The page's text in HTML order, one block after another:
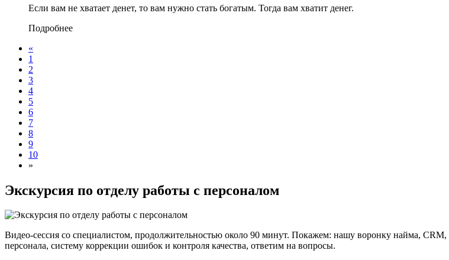
Если вам не хватает денет, то вам нужно стать богатым. Тогда вам хватит денег.
Подробнее
«
1
2
3
4
5
6
7
8
9
10
»
Экскурсия по отделу работы с персоналом
Видео-сессия со специалистом, продолжительностью около 90 минут. Покажем: нашу воронку найма,
персонала, систему коррекции ошибок и контроля качества, ответим на вопросы.